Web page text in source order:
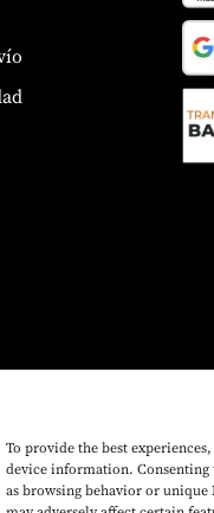
To provide the best
device information. Consenting
as browsing behavior or